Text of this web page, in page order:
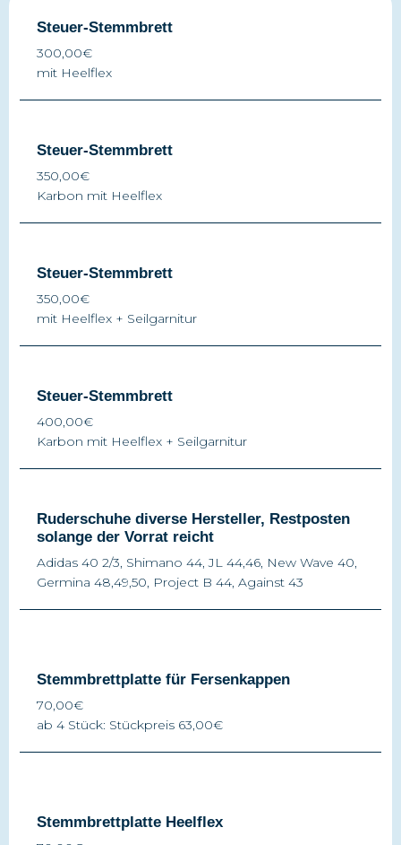
Steuer-Stemmbrett
300,00€
mit Heelflex
Steuer-Stemmbrett
350,00€
Karbon mit Heelflex
Steuer-Stemmbrett
350,00€
mit Heelflex + Seilgarnitur
Steuer-Stemmbrett
400,00€
Karbon mit Heelflex + Seilgarnitur
Ruderschuhe diverse Hersteller, Restposten
solange der Vorrat reicht
Adidas 40 2/3, Shimano 44, JL 44,46, New Wave 40,
Germina 48,49,50, Project B 44, Against 43
Stemmbrettplatte für Fersenkappen
70,00€
ab 4 Stück: Stückpreis 63,00€
Stemmbrettplatte Heelflex